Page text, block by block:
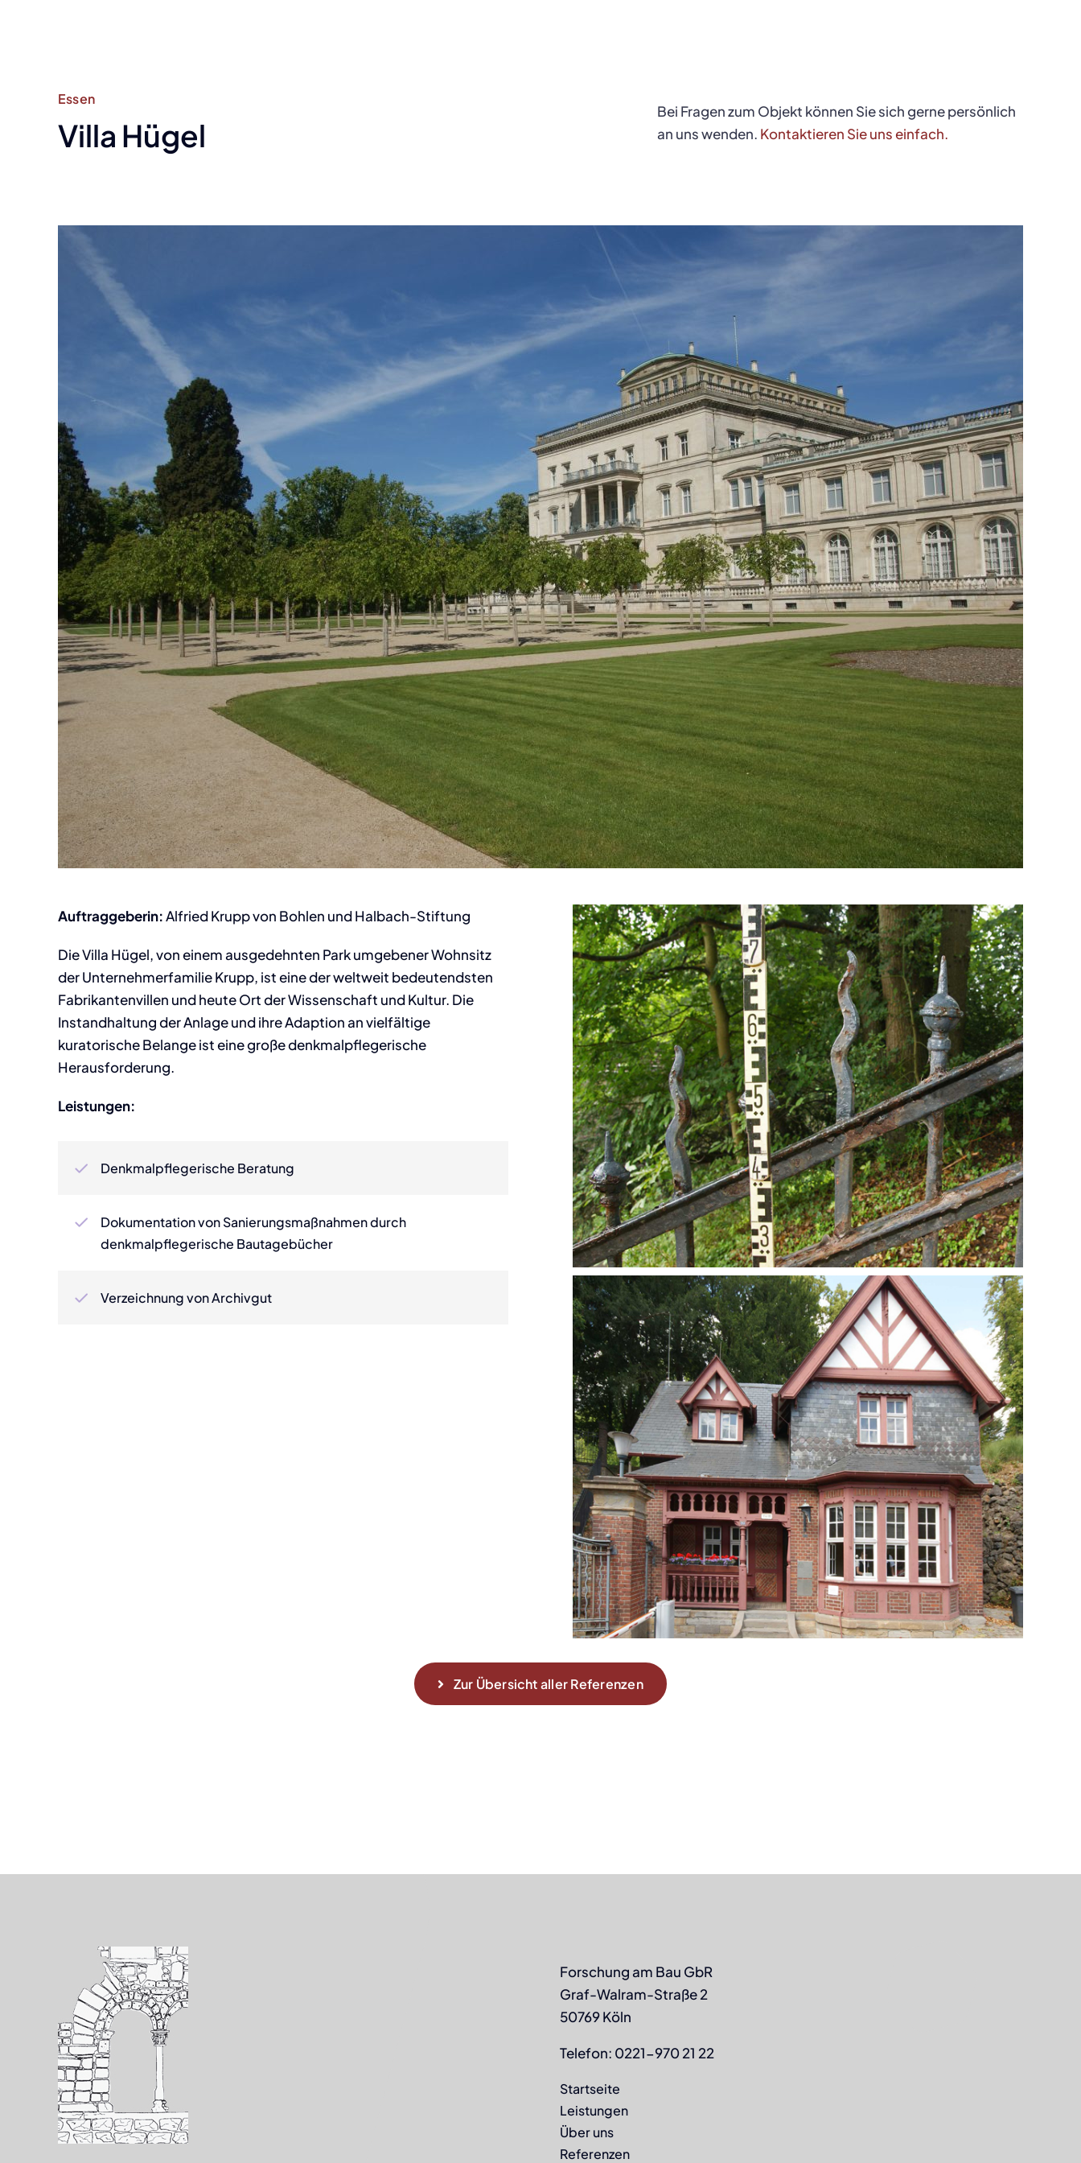
Essen
Villa Hügel
Bei Fragen zum Objekt können Sie sich gerne persönlich
an uns wenden. Kontaktieren Sie uns einfach.
Auftraggeberin:Alfried Krupp von Bohlen und Halbach-Stiftung
Die Villa Hügel, von einem ausgedehnten Park umgebener Wohnsitz
der Unternehmerfamilie Krupp, ist eine der weltweit bedeutendsten
Fabrikantenvillen und heute Ort der Wissenschaft und Kultur. Die
Instandhaltung der Anlage und ihre Adaption an vielfältige
kuratorische Belange ist eine große denkmalpflegerische
Herausforderung.
Leistungen:
Denkmalpflegerische Beratung
Dokumentation von Sanierungsmaßnahmen durch
denkmalpflegerische Bautagebücher
Verzeichnung von Archivgut
Zur Übersicht aller Referenzen
Forschung am Bau GbR
Graf-Walram-Straße 2
50769 Köln
Telefon: 0221-970 21 22
Startseite
Leistungen
Über uns
Referenzen